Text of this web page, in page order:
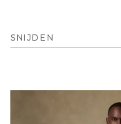
SNIJDEN